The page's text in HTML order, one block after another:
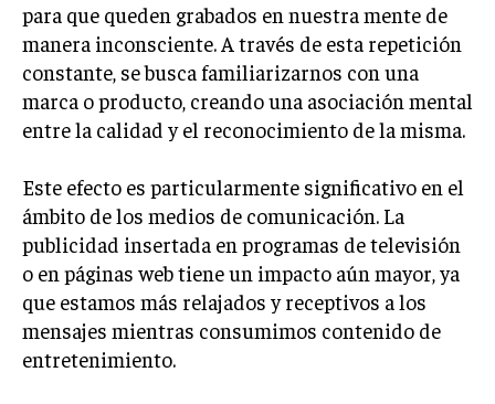
FINANZAS
FINANZAS Y CONTABILIDAD
GESTIÓN DE RECURSOS FINANCIEROS
INVERSIONES Y MERCADOS FINANCIEROS
ECONOMÍA EMPRESARIAL
INTERNACIONAL
NEGOCIOS INTERNACIONALES
COMERCIO INTERNACIONAL
EXPANSIÓN GLOBAL
para que queden grabados en nuestra mente de
manera inconsciente. A través de esta repetición
constante, se busca familiarizarnos con una
marca o producto, creando una asociación mental
entre la calidad y el reconocimiento de la misma.
Este efecto es particularmente significativo en el
ámbito de los medios de comunicación. La
publicidad insertada en programas de televisión
o en páginas web tiene un impacto aún mayor, ya
que estamos más relajados y receptivos a los
mensajes mientras consumimos contenido de
entretenimiento.